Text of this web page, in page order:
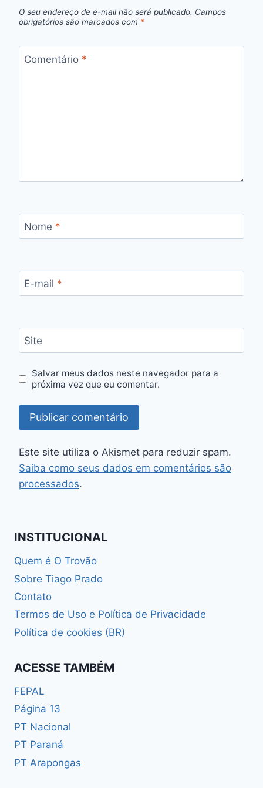
O seu endereço de e-mail não será publicado. Campos
obrigatórios são marcados com *
Comentário *
Nome *
E-mail *
Site
Salvar meus dados neste navegador para a
próxima vez que eu comentar.
Este site utiliza o Akismet para reduzir spam.
Saiba como seus dados em comentários são
processados.
INSTITUCIONAL
Quem é O Trovão
Sobre Tiago Prado
Contato
Termos de Uso e Política de Privacidade
Política de cookies (BR)
ACESSE TAMBÉM
FEPAL
Página 13
PT Nacional
PT Paraná
PT Arapongas